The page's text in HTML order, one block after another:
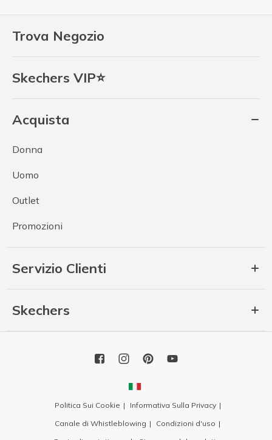
Trova Negozio
Skechers VIP⭐
Acquista
Donna
Uomo
Outlet
Promozioni
Servizio Clienti
Skechers
Politica Sui Cookie
Informativa Sulla Privacy
Canale di Whistleblowing
Condizioni d'uso